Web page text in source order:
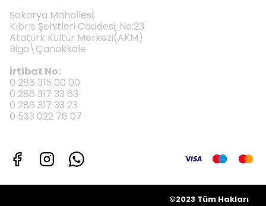
Sakarya Mahallesi,
Kıbrıs Şehitleri Caddesi, No:23
Atatürk Kültür Merkezi(AKM)
Biga\Çanakkale
İrtibat No:
0 286 315 00 00
0 286 317 33 63
0 286 317 33 23
0 533 022 76 07
©2023 Tüm Hakları